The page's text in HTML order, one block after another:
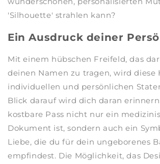
'Silhouette' strahlen kann?
Ein Ausdruck deiner
Mit einem hübschen Freifeld, das
deinen Namen zu tragen, wird diese
individuellen und persönlichen
Blick darauf wird dich daran
kostbare Pass nicht nur ein
Dokument ist, sondern auch ein
Liebe, die du für dein ungeborenes
empfindest. Die Möglichkeit, das